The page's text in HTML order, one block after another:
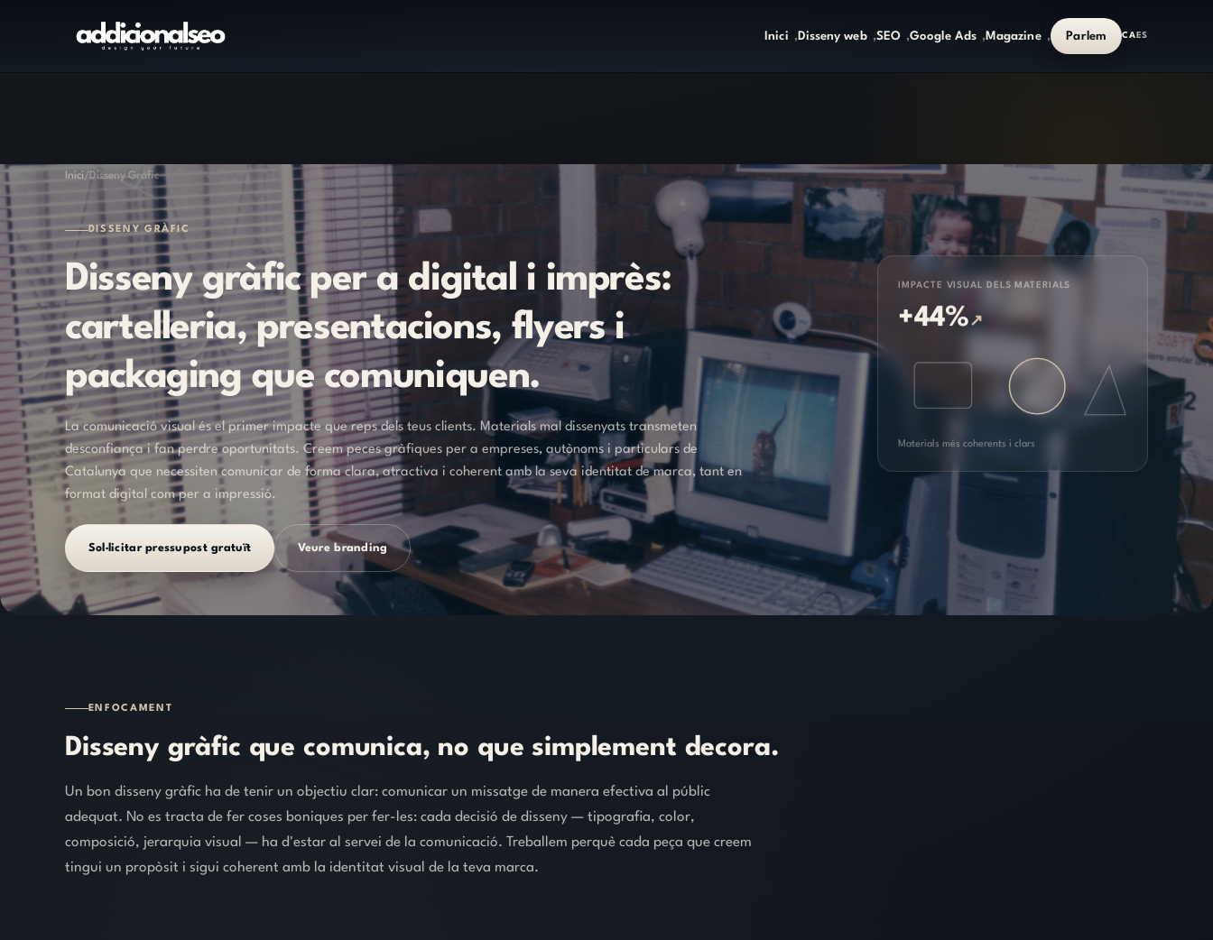
Inici Disseny web SEO Google Ads Magazine Parlem CA ES
Inici/ Disseny Gràfic
DISSENY GRÀFIC
Disseny gràfic per a digital i imprès:
cartelleria, presentacions, flyers i
packaging que comuniquen.
La comunicació visual és el primer impacte que reps dels teus clients. Materials mal dissenyats transmeten
desconfiança i fan perdre oportunitats. Creem peces gràfiques per a empreses, autònoms i particulars de
Catalunya que necessiten comunicar de forma clara, atractiva i coherent amb la seva identitat de marca, tant en
format digital com per a impressió.
Sol·licitar pressupost gratuït Veure branding
IMPACTE VISUAL DELS MATERIALS
+44%↗
Materials més coherents i clars
ENFOCAMENT
Disseny gràfic que comunica, no que simplement decora.
Un bon disseny gràfic ha de tenir un objectiu clar: comunicar un missatge de manera efectiva al públic
adequat. No es tracta de fer coses boniques per fer-les: cada decisió de disseny — tipografia, color,
composició, jerarquia visual — ha d'estar al servei de la comunicació. Treballem perquè cada peça que creem
tingui un propòsit i sigui coherent amb la identitat visual de la teva marca.